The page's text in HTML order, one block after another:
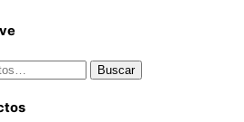
Buscar